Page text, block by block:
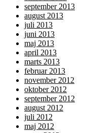
september 2013
august 2013
juli 2013
juni 2013
maj 2013
april 2013
marts 2013
februar 2013
november 2012
oktober 2012
september 2012
august 2012
juli 2012
maj 2012